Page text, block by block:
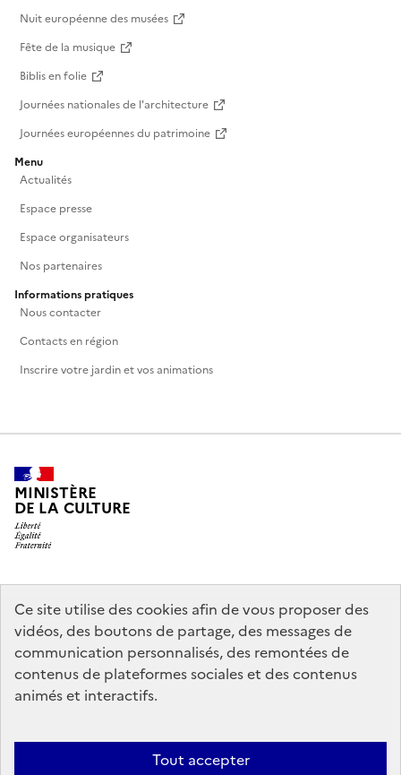
Ce site utilise des cookies afin de vous proposer des
vidéos, des boutons de partage, des messages de
communication personnalisés, des remontées de
contenus de plateformes sociales et des contenus
animés et interactifs.
Tout accepter
Nuit européenne des musées
Fête de la musique
Biblis en folie
Journées nationales de l'architecture
Journées européennes du patrimoine
Menu
Actualités
Espace presse
Espace organisateurs
Nos partenaires
Informations pratiques
Nous contacter
Contacts en région
Inscrire votre jardin et vos animations
MINISTÈRE
DE LA CULTURE
legifrance.gouv.fr
info.gouv.fr
service-public.gouv.fr
data.gouv.fr
Politique d’utilisation des témoins de connexion (cookies)